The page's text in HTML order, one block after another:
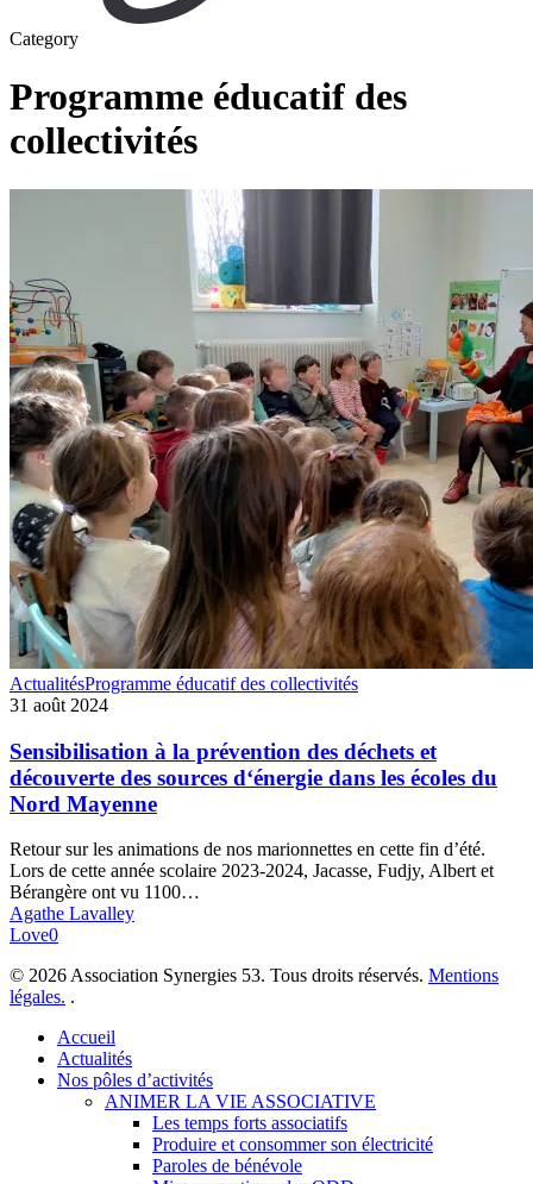
Category
Programme éducatif des
collectivités
Sensibilisation
à
prévention
des
déchets
et
des
sources
d‘énergie
dans
les
du
Nord
ActualitésProgramme éducatif des collectivités
31 août 2024
Sensibilisation à la prévention des déchets et
découverte des sources d‘énergie dans les écoles du
Nord Mayenne
Retour sur les animations de nos marionnettes en cette fin d’été.
Lors de cette année scolaire 2023-2024, Jacasse, Fudjy, Albert et
Bérangère ont vu 1100…
Agathe Lavalley
Love0
© 2026 Association Synergies 53. Tous droits réservés. Mentions
légales. .
Close
Menu
Accueil
Actualités
Nos pôles d’activités
ANIMER LA VIE ASSOCIATIVE
Les temps forts associatifs
Produire et consommer son électricité
Paroles de bénévole